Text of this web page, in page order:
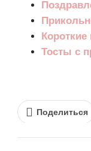
Тосты с
Поделиться